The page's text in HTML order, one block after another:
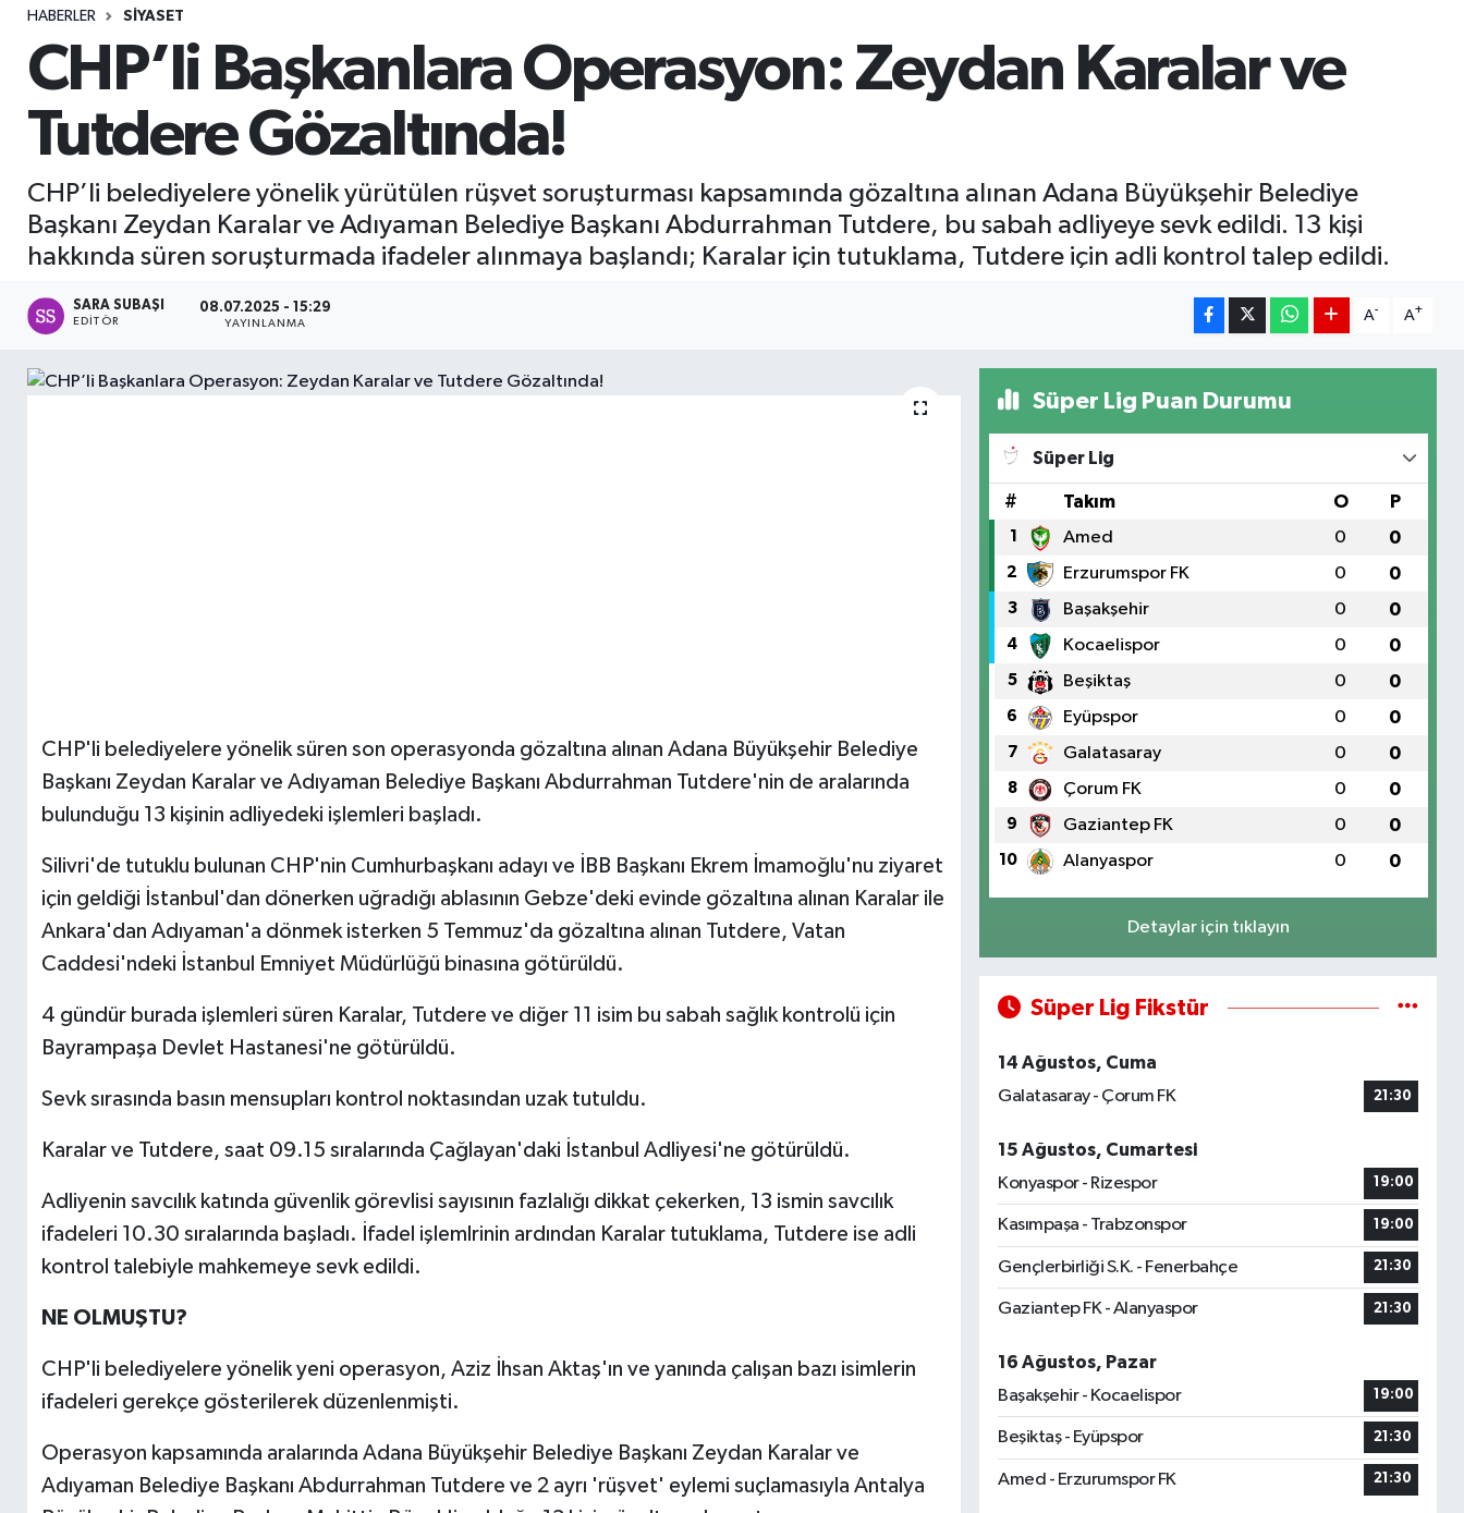
HABERLER SIYASET
CHP’li Başkanlara Operasyon: Zeydan Karalar ve
Tutdere Gözaltında!
CHP’li belediyelere yönelik yürütülen rüşvet soruşturması kapsamında gözaltına alınan Adana Büyükşehir Belediye
Başkanı Zeydan Karalar ve Adıyaman Belediye Başkanı Abdurrahman Tutdere, bu sabah adliyeye sevk edildi. 13 kişi
hakkında süren soruşturmada ifadeler alınmaya başlandı; Karalar için tutuklama, Tutdere için adli kontrol talep edildi.
SARA SUBAŞI
EDITÖR
08.07.2025 - 15:29
YAYINLANMA
A- A+
CHP'li belediyelere yönelik süren son operasyonda gözaltına alınan Adana Büyükşehir Belediye
Başkanı Zeydan Karalar ve Adıyaman Belediye Başkanı Abdurrahman Tutdere'nin de aralarında
bulunduğu 13 kişinin adliyedeki işlemleri başladı.
Silivri'de tutuklu bulunan CHP'nin Cumhurbaşkanı adayı ve İBB Başkanı Ekrem İmamoğlu'nu ziyaret
için geldiği İstanbul'dan dönerken uğradığı ablasının Gebze'deki evinde gözaltına alınan Karalar ile
Ankara'dan Adıyaman'a dönmek isterken 5 Temmuz'da gözaltına alınan Tutdere, Vatan
Caddesi'ndeki İstanbul Emniyet Müdürlüğü binasına götürüldü.
4 gündür burada işlemleri süren Karalar, Tutdere ve diğer 11 isim bu sabah sağlık kontrolü için
Bayrampaşa Devlet Hastanesi'ne götürüldü.
Sevk sırasında basın mensupları kontrol noktasından uzak tutuldu.
Karalar ve Tutdere, saat 09.15 sıralarında Çağlayan'daki İstanbul Adliyesi'ne götürüldü.
Adliyenin savcılık katında güvenlik görevlisi sayısının fazlalığı dikkat çekerken, 13 ismin savcılık
ifadeleri 10.30 sıralarında başladı. İfadel işlemlrinin ardından Karalar tutuklama, Tutdere ise adli
kontrol talebiyle mahkemeye sevk edildi.
NE OLMUŞTU?
CHP'li belediyelere yönelik yeni operasyon, Aziz İhsan Aktaş'ın ve yanında çalışan bazı isimlerin
ifadeleri gerekçe gösterilerek düzenlenmişti.
Operasyon kapsamında aralarında Adana Büyükşehir Belediye Başkanı Zeydan Karalar ve
Adıyaman Belediye Başkanı Abdurrahman Tutdere ve 2 ayrı 'rüşvet' eylemi suçlamasıyla Antalya
Süper Lig Puan Durumu
Süper Lig
# Takım O P
1 Amed 0 0
2 Erzurumspor FK 0 0
3 Başakşehir 0 0
4 Kocaelispor 0 0
5 Beşiktaş 0 0
6 Eyüpspor 0 0
7 Galatasaray 0 0
8 Çorum FK 0 0
9 Gaziantep FK 0 0
10 Alanyaspor 0 0
Detaylar için tıklayın
Süper Lig Fikstür
14 Ağustos, Cuma
Galatasaray - Çorum FK
21:30
15 Ağustos, Cumartesi
Konyaspor - Rizespor
19:00
Kasımpaşa - Trabzonspor 19:00
Gençlerbirliği S.K. - Fenerbahçe 21:30
Gaziantep FK - Alanyaspor 21:30
16 Ağustos, Pazar
Başakşehir - Kocaelispor
19:00
Beşiktaş - Eyüpspor 21:30
Amed - Erzurumspor FK 21:30
Seri İlan
Siyaset
Spor
Yaşam